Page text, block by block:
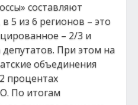
составляют
5 из 6 регионов – это
– 2/3 и
При этом на
объединения
процентах
По итогам